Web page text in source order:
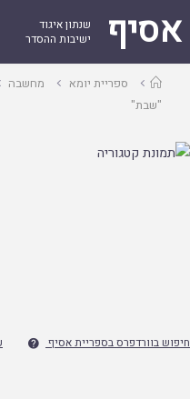
אסיף
שנתון איגוד
ישיבות ההסדר
עמוד
ראשי
ספריית יומא מחשבה
"שבת"
חיפוש בוורדפרס בספריית אסיף 